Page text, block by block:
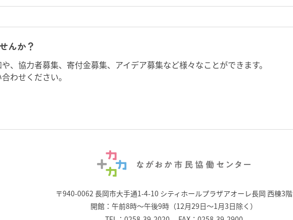
んか？
、協力者募集、寄付金募集、アイデア募集など様々なことができます。
わせください。
〒940-0062 長岡市大手通1-4-10 シティホールプラザアオーレ長岡 西棟3階
開館：午前8時～午後9時（12月29日～1月3日除く）